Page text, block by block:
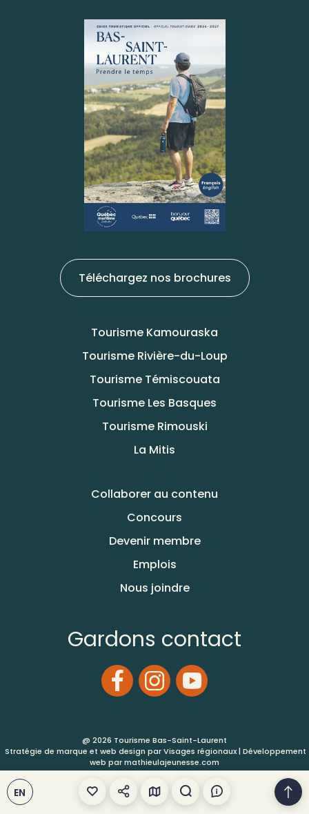
EN
Téléchargez nos brochures
Tourisme Kamouraska
Tourisme Rivière-du-Loup
Tourisme Témiscouata
Tourisme Les Basques
Tourisme Rimouski
La Mitis
Collaborer au contenu
Concours
Devenir membre
Emplois
Nous joindre
Gardons contact
@ 2026 Tourisme Bas-Saint-Laurent
Stratégie de marque et web design parVisages régionaux| Développement
web parmathieulajeunesse.com
Conditions d’utilisation
Plan de site